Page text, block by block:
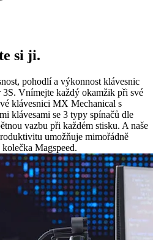
si ji.
pohodlí a výkonnost klávesnic
Vnímejte každý okamžik při své
klávesnici MX Mechanical s
klávesami se 3 typy spínačů dle
vazbu při každém stisku. A naše
umožňuje mimořádně
Magspeed.